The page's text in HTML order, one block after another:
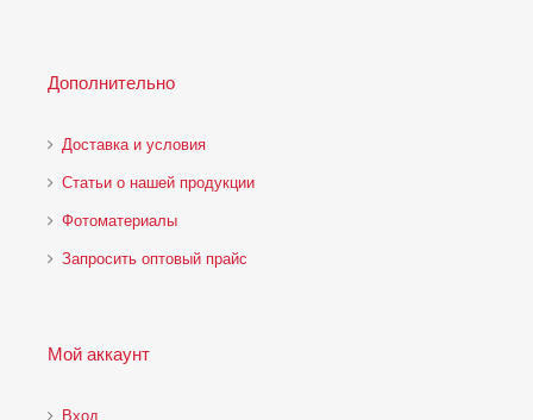
Дополнительно
Доставка и условия
Статьи о нашей продукции
Фотоматериалы
Запросить оптовый прайс
Мой аккаунт
Вход